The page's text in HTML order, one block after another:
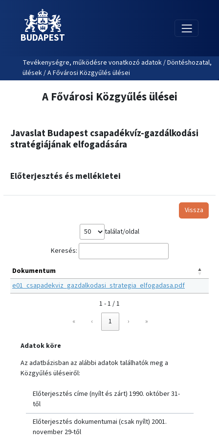
BUDAPEST
Tevékenységre, működésre vonatkozó adatok / Döntéshozatal,
ülések / A Fővárosi Közgyűlés ülései
A Fővárosi Közgyűlés ülései
Javaslat Budapest csapadékvíz-gazdálkodási
stratégiájának elfogadására
Előterjesztés és mellékletei
Vissza
találat/oldal
Keresés:
Dokumentum
e01_csapadekviz_gazdalkodasi_strategia_elfogadasa.pdf
1 - 1 / 1
«
‹ 1 › »
Adatok köre
Az adatbázisban az alábbi adatok találhatók meg a
Közgyűlés üléseiről:
Előterjesztés címe (nyílt és zárt) 1990. október 31-
től
Előterjesztés dokumentumai (csak nyílt) 2001.
november 29-től